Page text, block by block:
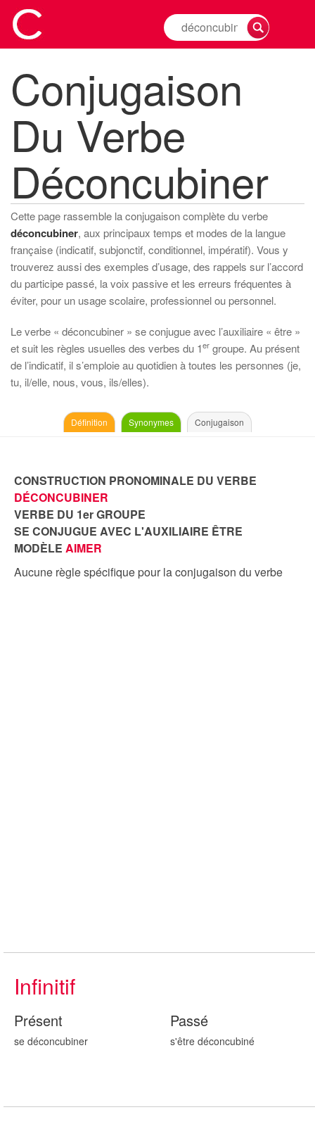
Rechercher
la
d'un
verbe
Conjugaison
Du Verbe
Déconcubiner
Cette page rassemble la conjugaison complète du verbe
déconcubiner, aux principaux temps et modes de la langue
française (indicatif, subjonctif, conditionnel, impératif). Vous y
trouverez aussi des exemples d’usage, des rappels sur l’accord
du participe passé, la voix passive et les erreurs fréquentes à
éviter, pour un usage scolaire, professionnel ou personnel.
Le verbe « déconcubiner » se conjugue avec l’auxiliaire « être »
et suit les règles usuelles des verbes du 1er groupe. Au présent
de l’indicatif, il s’emploie au quotidien à toutes les personnes (je,
tu, il/elle, nous, vous, ils/elles).
Définition Synonymes Conjugaison
CONSTRUCTION PRONOMINALE DU VERBE
DÉCONCUBINER
VERBE DU 1er GROUPE
SE CONJUGUE AVEC L'AUXILIAIRE ÊTRE
MODÈLE AIMER
Aucune règle spécifique pour la conjugaison du verbe
Infinitif
Présent
se déconcubiner
Passé
s'être déconcubiné